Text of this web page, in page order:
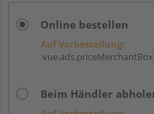
Online bestellen
Auf Vorbestellung:
Beim Händler